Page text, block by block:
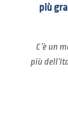
più
C’è un
più